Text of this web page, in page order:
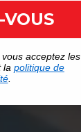
VOUS
acceptez les
la politique de
.